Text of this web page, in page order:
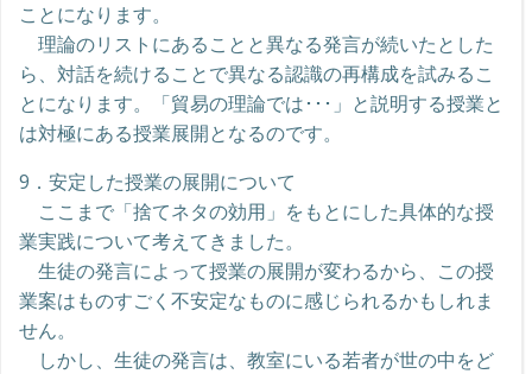
ことになります。
理論のリストにあることと異なる発言が続いたとした
ら、対話を続けることで異なる認識の再構成を試みるこ
とになります。「貿易の理論では･･･」と説明する授業と
は対極にある授業展開となるのです。
9．安定した授業の展開について
ここまで「捨てネタの効用」をもとにした具体的な授
業実践について考えてきました。
生徒の発言によって授業の展開が変わるから、この授
業案はものすごく不安定なものに感じられるかもしれま
せん。
しかし、生徒の発言は、教室にいる若者が世の中をど